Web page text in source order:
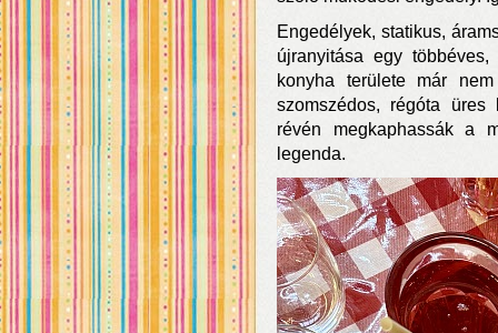
Engedélyek, statikus,
újranyitása egy
konyha területe már
szomszédos, régóta
révén megkaphassák a
legenda.